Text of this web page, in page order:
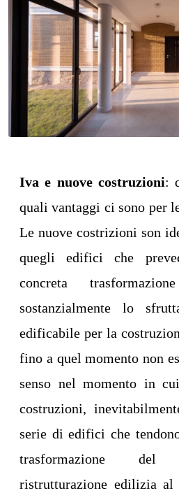
Iva e nuove costruzioni:
quali vantaggi ci sono per
Le nuove costrizioni son
quegli edifici che
concreta
sostanzialmente lo
edificabile per la
fino a quel momento non
senso nel momento in
costruzioni,
serie di edifici che
trasformazione
ristrutturazione edilizia